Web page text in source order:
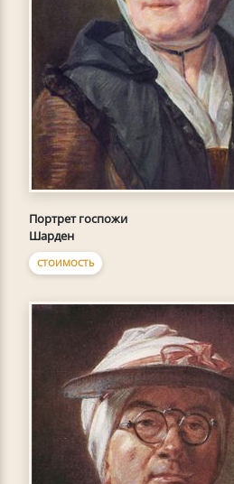
Портрет госпожи
Шарден
СТОИМОСТЬ